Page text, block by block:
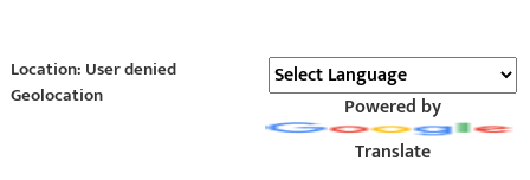
Location: User denied
Geolocation
Powered by
Translate